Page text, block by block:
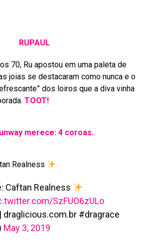
RUPAUL
70, Ru apostou em uma paleta de
joias se destacaram como nunca e o
dos loiros que a diva vinha
TOOT!
merece: 4 coroas.
Realness
Caftan Realness
SzFUO6zULo
draglicious.com.br #dragrace
May 3, 2019